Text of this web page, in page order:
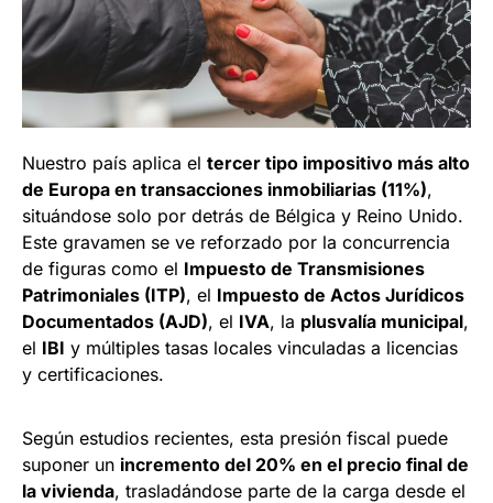
Nuestro país aplica el tercer tipo impositivo más alto
de Europa en transacciones inmobiliarias (11%),
situándose solo por detrás de Bélgica y Reino Unido.
Este gravamen se ve reforzado por la concurrencia
de figuras como el Impuesto de Transmisiones
Patrimoniales (ITP), el Impuesto de Actos Jurídicos
Documentados (AJD), el IVA, la plusvalía municipal,
el IBI y múltiples tasas locales vinculadas a licencias
y certificaciones.
Según estudios recientes, esta presión fiscal puede
suponer un incremento del 20% en el precio final de
la vivienda, trasladándose parte de la carga desde el